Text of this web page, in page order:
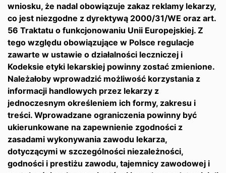
wniosku, że nadal obowiązuje zakaz reklamy lekarzy,
co jest niezgodne z dyrektywą 2000/31/WE oraz art.
56 Traktatu o funkcjonowaniu Unii Europejskiej. Z
tego względu obowiązujące w Polsce regulacje
zawarte w ustawie o działalności leczniczej i
Kodeksie etyki lekarskiej powinny zostać zmienione.
Należałoby wprowadzić możliwość korzystania z
informacji handlowych przez lekarzy z
jednoczesnym określeniem ich formy, zakresu i
treści. Wprowadzane ograniczenia powinny być
ukierunkowane na zapewnienie zgodności z
zasadami wykonywania zawodu lekarza,
dotyczącymi w szczególności niezależności,
godności i prestiżu zawodu, tajemnicy zawodowej i